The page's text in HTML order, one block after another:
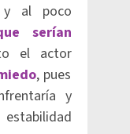
y al poco
serían
el actor
, pues
y